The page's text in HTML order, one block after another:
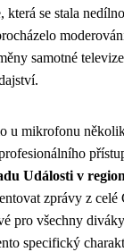
která se stala
samotné
u mikrofonu
Události v
zprávy z celé
pro všechny
specifický